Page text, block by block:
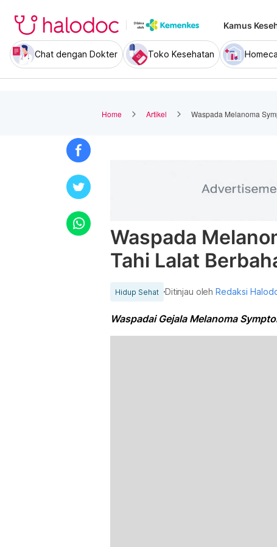
Kamus
Chat dengan Dokter Toko Kesehatan
Home Artikel Waspada Melanoma
Waspada
Tahi Lalat
Hidup Sehat Ditinjau olehRedaksi
Waspadai Gejala Melanoma